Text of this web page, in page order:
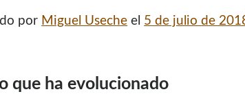
por Miguel Useche el 5 de julio de
que ha evolucionado